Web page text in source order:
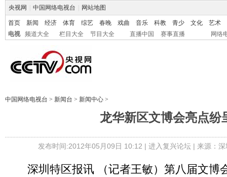
央视网 中国网络电视台 网站地图
首页 新闻 经济 体育 综艺 春晚 戏曲 音乐 科教 青少 文化
艺术
电视
频道大全 栏目大全 节目大全 直播中国 赛事直播 网络
中国网络电视台 > 新闻台 > 新闻中心 >
龙华新区文博会亮点纷
发布时间:2012年05月09日 10:12 | 进入复兴论坛| 来源：
深圳特区报讯 （记者王敏）第八届文博